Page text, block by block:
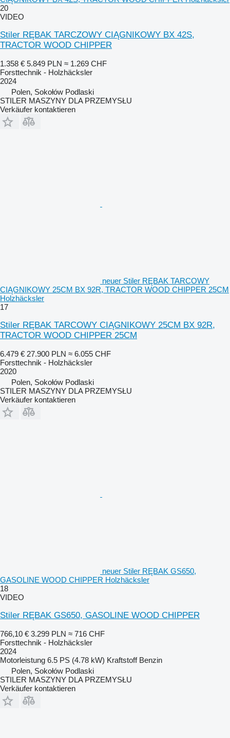
20
VIDEO
Stiler RĘBAK TARCZOWY CIĄGNIKOWY BX 42S,
TRACTOR WOOD CHIPPER
1.358 € 5.849 PLN ≈ 1.269 CHF
Forsttechnik - Holzhäcksler
2024
Polen, Sokołów Podlaski
STILER MASZYNY DLA PRZEMYSŁU
Verkäufer kontaktieren
neuer Stiler RĘBAK TARCOWY
CIĄGNIKOWY 25CM BX 92R, TRACTOR WOOD CHIPPER 25CM
Holzhäcksler
17
Stiler RĘBAK TARCOWY CIĄGNIKOWY 25CM BX 92R,
TRACTOR WOOD CHIPPER 25CM
6.479 € 27.900 PLN ≈ 6.055 CHF
Forsttechnik - Holzhäcksler
2020
Polen, Sokołów Podlaski
STILER MASZYNY DLA PRZEMYSŁU
Verkäufer kontaktieren
neuer Stiler RĘBAK GS650,
GASOLINE WOOD CHIPPER Holzhäcksler
18
VIDEO
Stiler RĘBAK GS650, GASOLINE WOOD CHIPPER
766,10 € 3.299 PLN ≈ 716 CHF
Forsttechnik - Holzhäcksler
2024
Motorleistung 6.5 PS (4.78 kW) Kraftstoff Benzin
Polen, Sokołów Podlaski
STILER MASZYNY DLA PRZEMYSŁU
Verkäufer kontaktieren